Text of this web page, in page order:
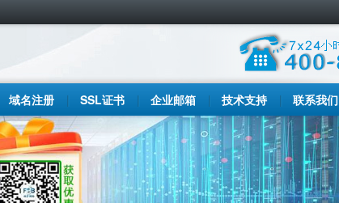
域名注册 SSL证书 企业邮箱 技术支持 联系我们